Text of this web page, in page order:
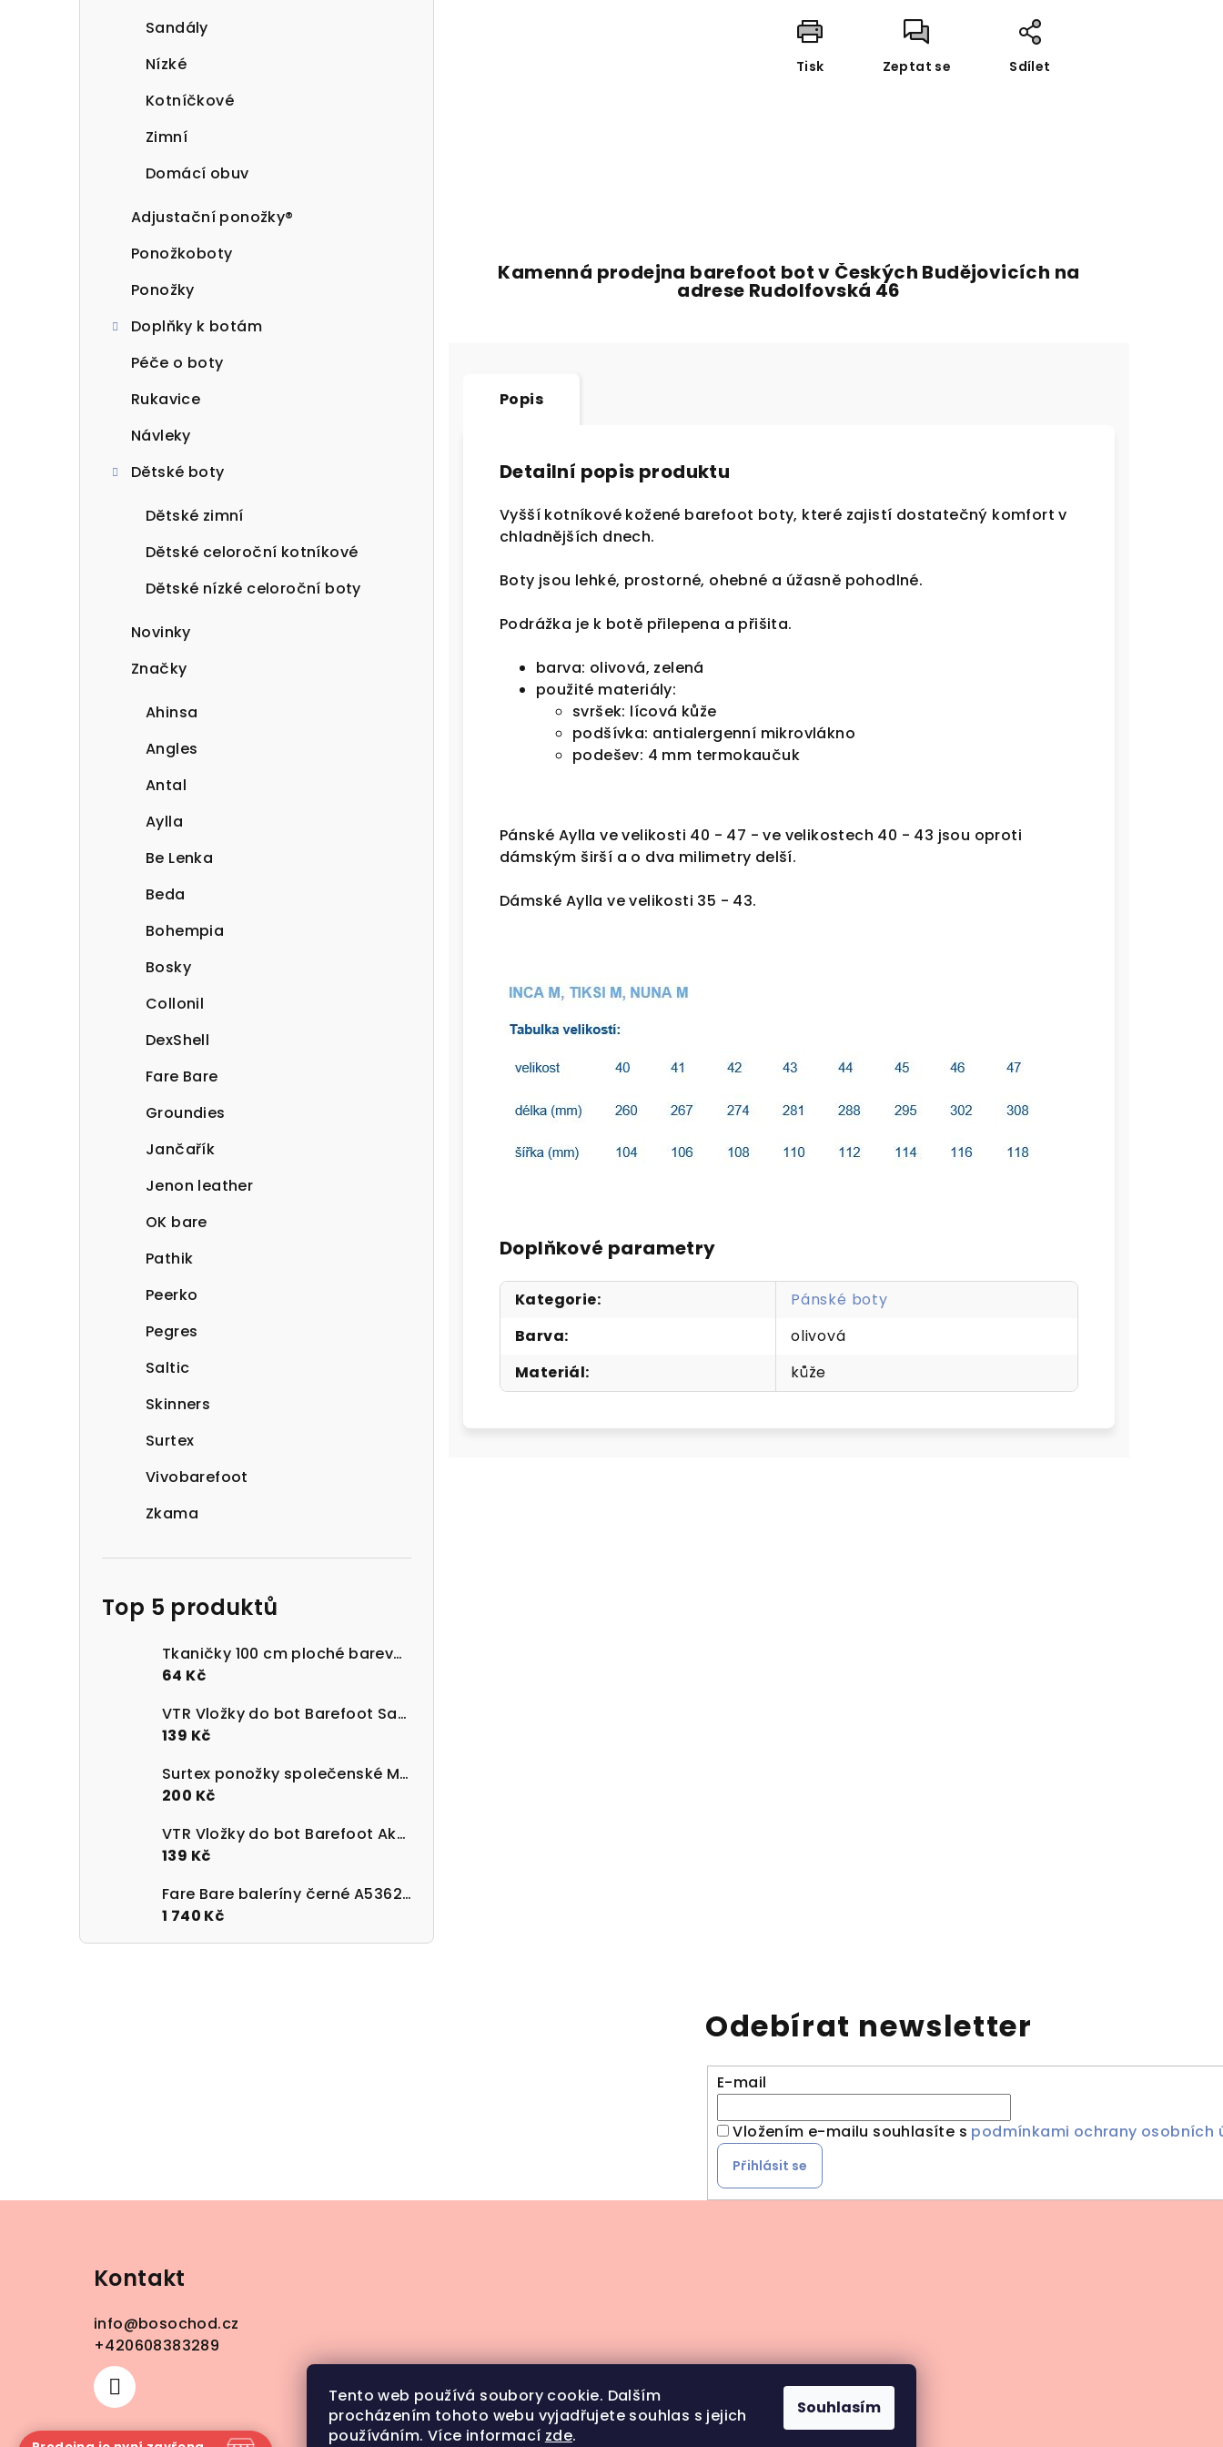
Tento web používá soubory cookie. Dalším
procházením tohoto webu vyjadřujete souhlas s jejich
používáním. Více informací zde.
Souhlasím
Sandály
Nízké
Kotníčkové
Zimní
Domácí obuv
Adjustační ponožky®
Ponožkoboty
Ponožky
Doplňky k botám
Péče o boty
Rukavice
Návleky
Dětské boty
Dětské zimní
Dětské celoroční kotníkové
Dětské nízké celoroční boty
Novinky
Značky
Ahinsa
Angles
Antal
Aylla
Be Lenka
Beda
Bohempia
Bosky
Collonil
DexShell
Fare Bare
Groundies
Jančařík
Jenon leather
OK bare
Pathik
Peerko
Pegres
Saltic
Skinners
Surtex
Vivobarefoot
Zkama
Top 5 produktů
Tkaničky 100 cm ploché barevné 100% bavlna
64 Kč
VTR Vložky do bot Barefoot Sanitized s paměťovou pěnou
139 Kč
Surtex ponožky společenské Merino 90 - 95% černé
200 Kč
VTR Vložky do bot Barefoot Aktivní uhlí UNI velikost 36-47
139 Kč
Fare Bare baleríny černé A5362113
1 740 Kč
Tisk Zeptat se Sdílet
Kamenná prodejna barefoot bot v Českých Budějovicích na
adrese Rudolfovská 46
Popis
Detailní popis produktu
Vyšší kotníkové kožené barefoot boty, které zajistí dostatečný komfort v
chladnějších dnech.
Boty jsou lehké, prostorné, ohebné a úžasně pohodlné.
Podrážka je k botě přilepena a přišita.
barva: olivová, zelená
použité materiály:
svršek: lícová kůže
podšívka: antialergenní mikrovlákno
podešev: 4 mm termokaučuk
Pánské Aylla ve velikosti 40 - 47 - ve velikostech 40 - 43 jsou oproti
dámským širší a o dva milimetry delší.
Dámské Aylla ve velikosti 35 - 43.
Doplňkové parametry
Kategorie:
Pánské boty
Barva:
olivová
Materiál: kůže
Odebírat newsletter
E-mail
Vložením e-mailu souhlasíte s podmínkami ochrany osobních
Přihlásit se
Kontakt
info@bosochod.cz
+420608383289